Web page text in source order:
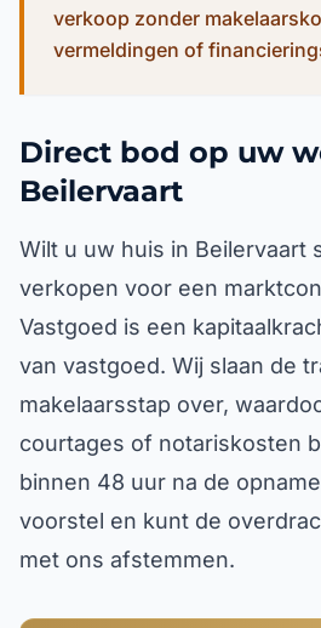
verkoop zonder
vermeldingen of
Direct bod op uw
Beilervaart
Wilt u uw huis in Beilervaart
verkopen voor een
Vastgoed is een
van vastgoed. Wij slaan de
makelaarsstap over,
courtages of notariskosten
binnen 48 uur na de
voorstel en kunt de
met ons afstemmen.